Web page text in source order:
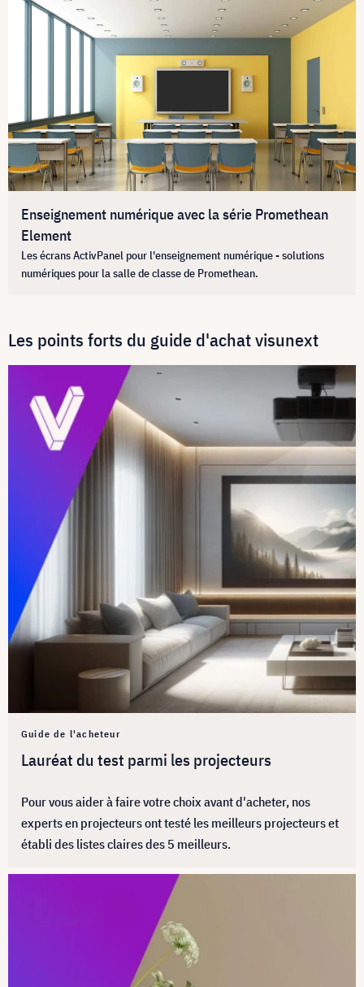
Enseignement numérique avec la série Promethean
Element
Les écrans ActivPanel pour l'enseignement numérique - solutions
numériques pour la salle de classe de Promethean.
Les points forts du guide d'achat visunext
Guide de l'acheteur
Lauréat du test parmi les projecteurs
Pour vous aider à faire votre choix avant d'acheter, nos
experts en projecteurs ont testé les meilleurs projecteurs et
établi des listes claires des 5 meilleurs.